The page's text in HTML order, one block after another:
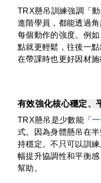
TRX懸吊訓練強調「
進階學員，都能透過
每個動作的強度。例
點就更輕鬆，往後一
在帶課時也更好因材施
有效強化核心穩定、
TRX懸吊是少數能「
式。因為身體懸吊在
持穩定。不只可以訓
幅提升協調性和平衡
幫助。